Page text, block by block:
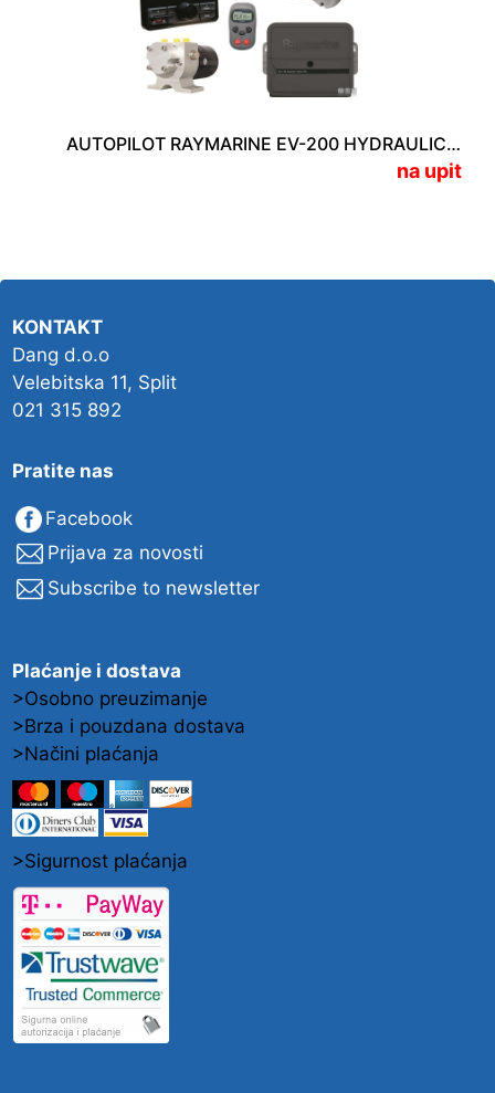
AUTOPILOT RAYMARINE EV-200 HYDRAULIC PACKAGE
na upit
KONTAKT
Dang d.o.o
Velebitska 11, Split
021 315 892
Pratite nas
Facebook
Prijava za novosti
Subscribe to newsletter
Plaćanje i dostava
>Osobno preuzimanje
>Brza i pouzdana dostava
>Načini plaćanja
>Sigurnost plaćanja